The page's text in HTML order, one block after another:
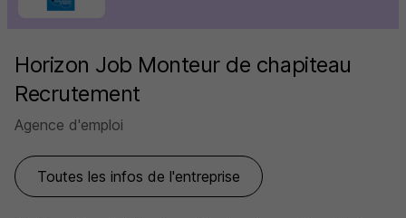
Horizon Job Monteur de chapiteau
Recrutement
Agence d'emploi
Toutes les infos de l'entreprise